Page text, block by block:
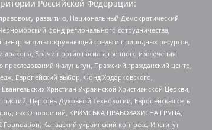
Российской Федерации:
развитию, Национальный Демократический
фонд регионального сотрудничества,
защиты окружающей среды и природных ресурсов,
Врачи против насильственного извлечения
Фалуньгун, Пражский гражданский центр,
Европейский выбор, Фонд Ходорковского,
Христиан Украинской Христианской Церкви,
Церковь Духовной Технологии, Европейская сеть
Отношений, КРИМСЬКА ПРАВОЗАХИСНА ГРУПА,
Канадский украинский конгресс, Институт